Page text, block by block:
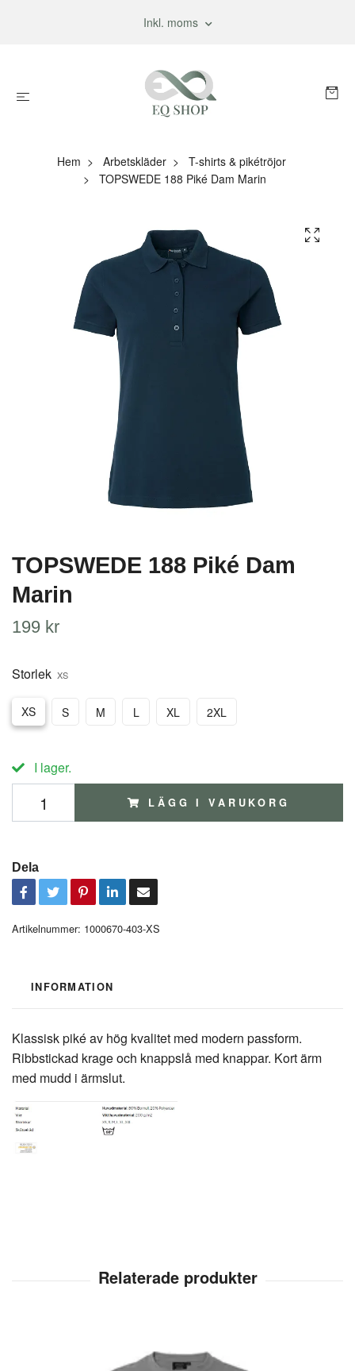
Inkl. moms
Hem Arbetskläder
T-shirts & pikétröjor
TOPSWEDE 188 Piké Dam Marin
TOPSWEDE 188 Piké Dam
Marin
199 kr
Storlek XS
XS S M L XL 2XL
I lager.
LÄGG I VARUKORG
Dela
Artikelnummer: 1000670-403-XS
INFORMATION
Klassisk piké av hög kvalitet med modern passform.
Ribbstickad krage och knappslå med knappar. Kort ärm
med mudd i ärmslut.